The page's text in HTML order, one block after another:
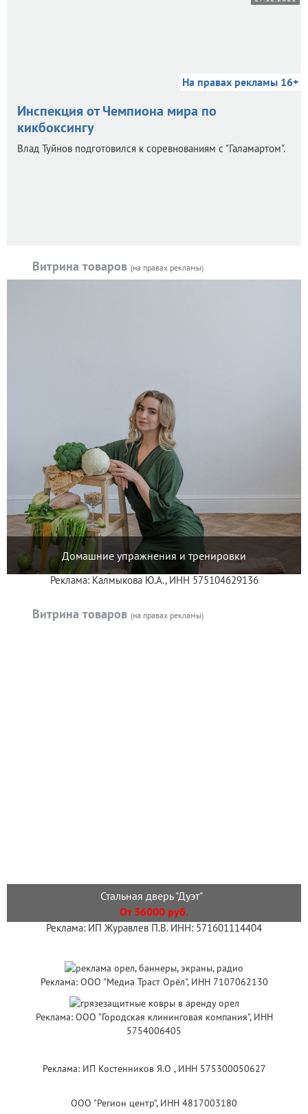
На правах рекламы 16+
Инспекция от Чемпиона мира по
кикбоксингу
Влад Туйнов подготовился к соревнованиям с "Галамартом".
Витрина товаров (на правах рекламы)
Домашние упражнения и тренировки
Реклама: Калмыкова Ю.А., ИНН 575104629136
Витрина товаров (на правах рекламы)
Стальная дверь "Дуэт"
От 36000 руб.
Реклама: ИП Журавлев П.В. ИНН: 571601114404
Реклама: ООО "Медиа Траст Орёл", ИНН 7107062130
Реклама: ООО "Городская клининговая компания", ИНН
5754006405
Реклама: ИП Костенников Я.О , ИНН 575300050627
ООО "Регион центр", ИНН 4817003180